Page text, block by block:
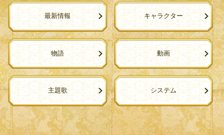
最新情報 キャラクター
物語 動画
主題歌 システム